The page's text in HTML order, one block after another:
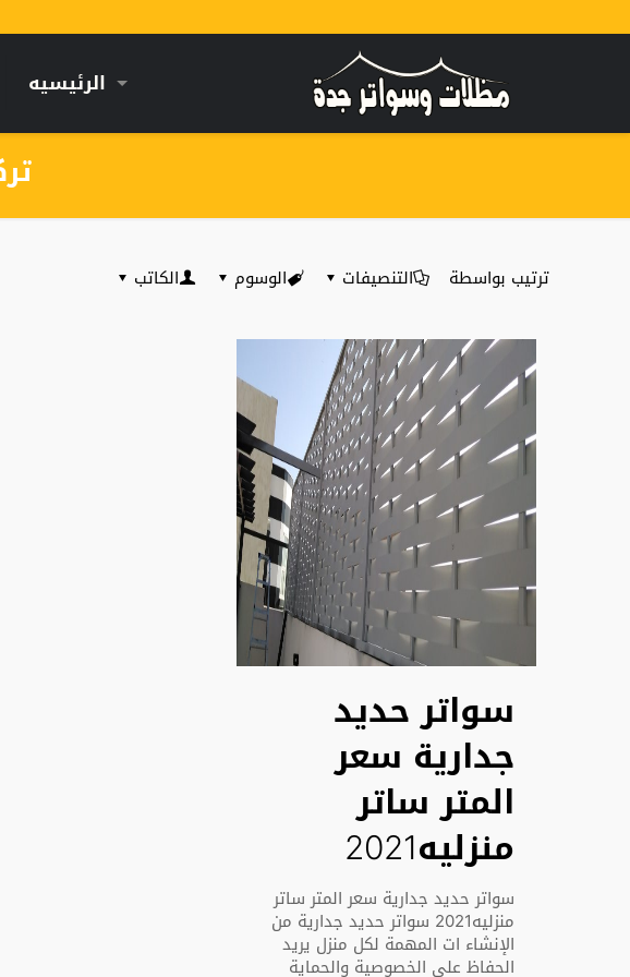
الرئيسيه
ترتيب بواسطة التنصيفات الوسوم الكاتب
سواتر حديد
جدارية سعر
المتر ساتر
منزليه2021
سواتر حديد جدارية سعر المتر ساتر
منزليه2021 سواتر حديد جدارية من
الإنشاء ات المهمة لكل منزل يريد
الحفاظ على الخصوصية والحماية